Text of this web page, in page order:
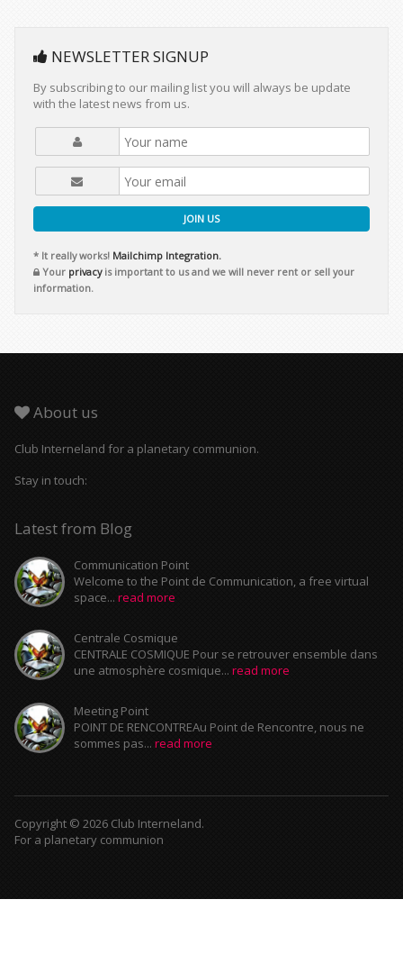
NEWSLETTER SIGNUP
By subscribing to our mailing list you will always be update
with the latest news from us.
JOIN US
* It really works! Mailchimp Integration.
Your privacyis important to us and we will never rent or sell your
information.
About us
Club Interneland for a planetary communion.
Stay in touch:
Latest from Blog
Communication Point
Welcome to the Point de Communication, a free virtual
space... read more
Centrale Cosmique
CENTRALE COSMIQUE Pour se retrouver ensemble dans
une atmosphère cosmique... read more
Meeting Point
POINT DE RENCONTREAu Point de Rencontre, nous ne
sommes pas... read more
Copyright © 2026 Club Interneland.
For a planetary communion